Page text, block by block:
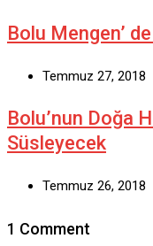
Bolu Mengen’
Temmuz 27, 2018
Bolu’nun Doğa
Süsleyecek
Temmuz 26, 2018
1 Comment